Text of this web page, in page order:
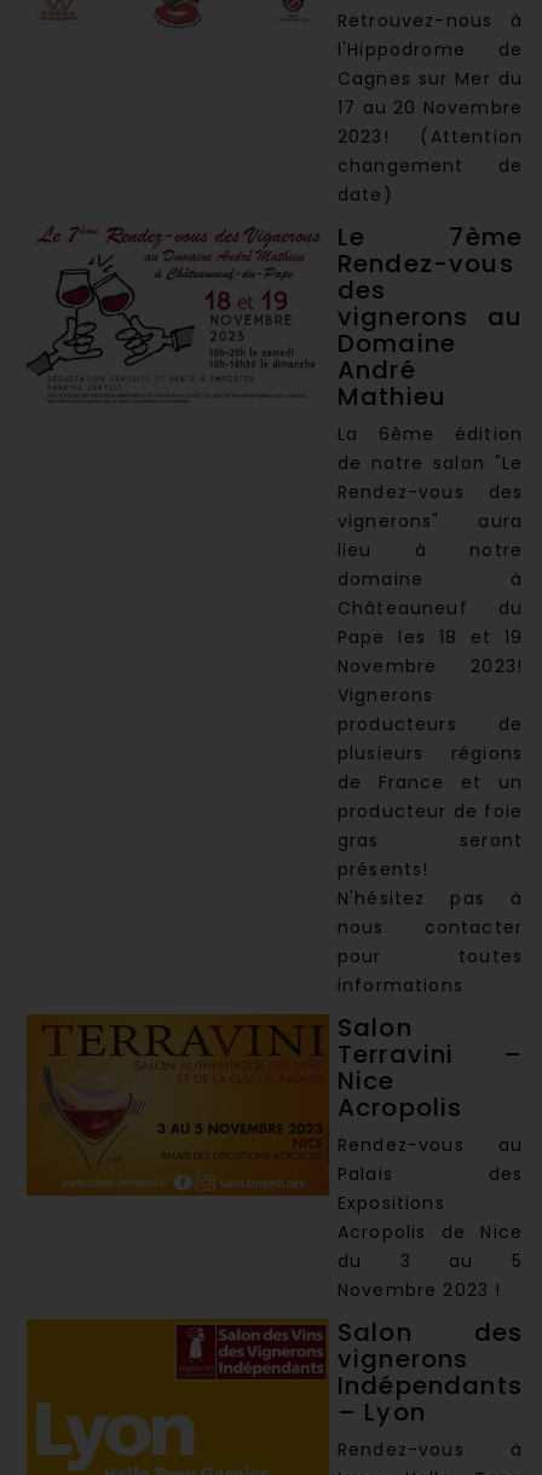
Retrouvez-nous à
l'Hippodrome de
Cagnes sur Mer du
17 au 20 Novembre
2023! (Attention
changement de
date)
Le 7ème
Rendez-vous
des
vignerons au
Domaine
André
Mathieu
La 6ème édition
de notre salon "Le
Rendez-vous des
vignerons" aura
lieu à notre
domaine à
Châteauneuf du
Pape les 18 et 19
Novembre 2023!
Vignerons
producteurs de
plusieurs régions
de France et un
producteur de foie
gras seront
présents!
N'hésitez pas à
nous contacter
pour toutes
informations
Salon
Terravini –
Nice
Acropolis
Rendez-vous au
Palais des
Expositions
Acropolis de Nice
du 3 au 5
Novembre 2023 !
Salon des
vignerons
Indépendants
– Lyon
Rendez-vous à